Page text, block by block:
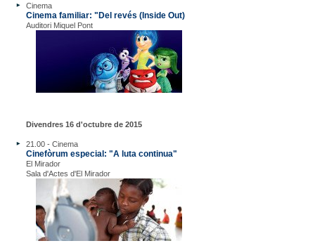
Cinema
Cinema familiar: "Del revés (Inside Out)
Auditori Miquel Pont
Divendres 16 d'octubre de 2015
21.00 - Cinema
Cinefòrum especial: "A luta continua"
El Mirador
Sala d'Actes d'El Mirador